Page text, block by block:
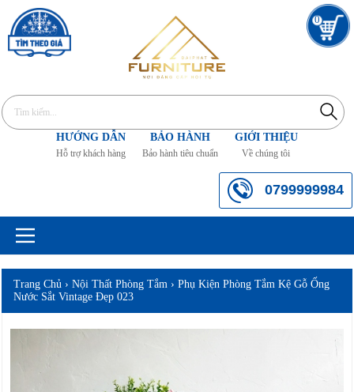
0
HƯỚNG DẪN
Hỗ trợ khách hàng
BẢO HÀNH
Bảo hành tiêu chuẩn
GIỚI THIỆU
Về chúng tôi
0799999984
Trang Chủ ›Nội Thất Phòng Tắm ›Phụ Kiện Phòng Tắm Kệ Gỗ Ống
Nước Sắt Vintage Đẹp 023